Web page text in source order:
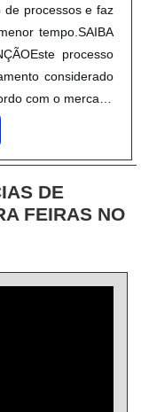
de processos e faz
tempo.SAIBA
processo
considerado
com o mercado
adotado por
específica
DE
FEIRAS NO